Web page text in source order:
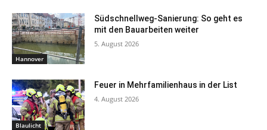
Hannover
Südschnellweg-Sanierung: So geht es
mit den Bauarbeiten weiter
5. August 2026
Blaulicht
Feuer in Mehrfamilienhaus in der List
4. August 2026